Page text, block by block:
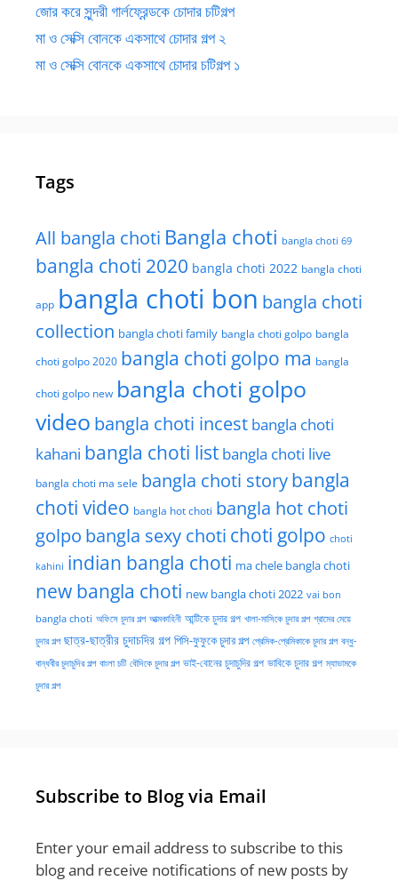
জোর করে সুন্দরী গার্লফ্রেন্ডকে চোদার চটিগল্প
মা ও সেক্সি বোনকে একসাথে চোদার গল্প ২
মা ও সেক্সি বোনকে একসাথে চোদার চটিগল্প ১
Tags
All bangla choti Bangla choti bangla choti 69
bangla choti 2020 bangla choti 2022 bangla choti
app bangla choti bon bangla choti
collection bangla choti family bangla choti golpo bangla
choti golpo 2020 bangla choti golpo ma bangla
choti golpo new bangla choti golpo
video bangla choti incest bangla choti
kahani bangla choti list bangla choti live
bangla choti ma sele bangla choti storybangla
choti video bangla hot choti bangla hot choti
golpo bangla sexy choti choti golpo choti
kahini indian bangla choti ma chele bangla choti
new bangla choti new bangla choti 2022 vai bon
bangla choti অফিসে চুদার গল্প আত্মকাহিনী আন্টিকে চুদার গল্প খালা-মাসিকে চুদার গল্প গ্রামের মেয়ে
চুদার গল্প ছাত্র-ছাত্রীর চুদাচদির গল্প পিসি-ফুফুকে চুদার গল্প প্রেমিক-প্রেমিকাকে চুদার গল্প বন্ধু-
বান্ধবীর চুদাচুদির গল্প বাংলা চটি বৌদিকে চুদার গল্প ভাই-বোনের চুদাচুদির গল্প ভাবিকে চুদার গল্প ম্যাডামকে
চুদার গল্প
Subscribe to Blog via Email
Enter your email address to subscribe to this
blog and receive notifications of new posts by